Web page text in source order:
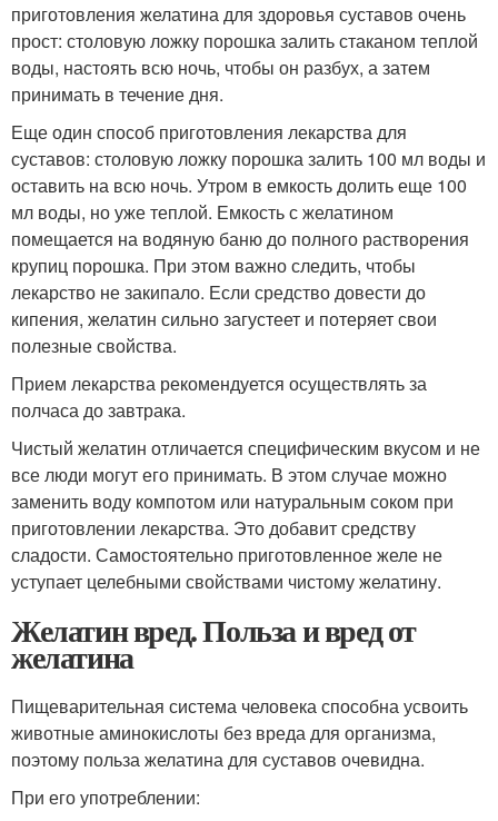
приготовления желатина для здоровья суставов очень
прост: столовую ложку порошка залить стаканом теплой
воды, настоять всю ночь, чтобы он разбух, а затем
принимать в течение дня.
Еще один способ приготовления лекарства для
суставов: столовую ложку порошка залить 100 мл воды и
оставить на всю ночь. Утром в емкость долить еще 100
мл воды, но уже теплой. Емкость с желатином
помещается на водяную баню до полного растворения
крупиц порошка. При этом важно следить, чтобы
лекарство не закипало. Если средство довести до
кипения, желатин сильно загустеет и потеряет свои
полезные свойства.
Прием лекарства рекомендуется осуществлять за
полчаса до завтрака.
Чистый желатин отличается специфическим вкусом и не
все люди могут его принимать. В этом случае можно
заменить воду компотом или натуральным соком при
приготовлении лекарства. Это добавит средству
сладости. Самостоятельно приготовленное желе не
уступает целебными свойствами чистому желатину.
Желатин вред. Польза и вред от
желатина
Пищеварительная система человека способна усвоить
животные аминокислоты без вреда для организма,
поэтому польза желатина для суставов очевидна.
При его употреблении: